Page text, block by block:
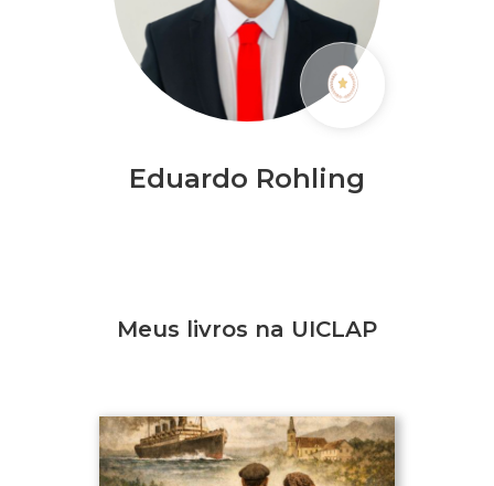
Eduardo Rohling
Meus livros na UICLAP